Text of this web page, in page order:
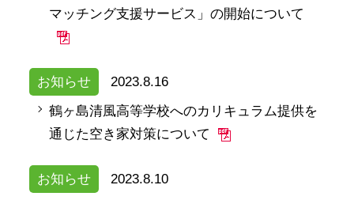
マッチング支援サービス」の開始について
お知らせ
2023.8.16
鶴ヶ島清風高等学校へのカリキュラム提供を
通じた空き家対策について
お知らせ
2023.8.10